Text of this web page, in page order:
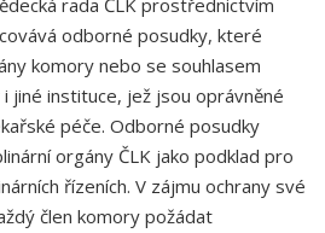
rada ČLK prostřednictvím
odborné posudky, které
komory nebo se souhlasem
jiné instituce, jež jsou oprávněné
péče. Odborné posudky
orgány ČLK jako podklad pro
řízeních. V zájmu ochrany své
člen komory požádat